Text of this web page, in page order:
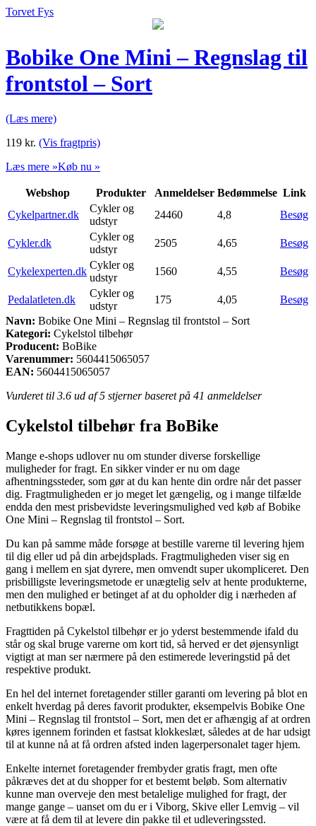
Torvet Fys
Bobike One Mini – Regnslag til
frontstol – Sort
(Læs mere)
119 kr. (Vis fragtpris)
Læs mere »Køb nu »
Webshop Produkter Anmeldelser Bedømmelse Link
Cykelpartner.dk
Cykler og
udstyr
24460 4,8 Besøg
Cykler.dk
Cykler og
udstyr
2505 4,65 Besøg
Cykelexperten.dk
Cykler og
udstyr
1560 4,55 Besøg
Pedalatleten.dk
Cykler og
udstyr
175 4,05
Besøg
Navn: Bobike One Mini – Regnslag til frontstol – Sort
Kategori: Cykelstol tilbehør
Producent: BoBike
Varenummer: 5604415065057
EAN: 5604415065057
Vurderet til 3.6 ud af 5 stjerner baseret på 41 anmeldelser
Cykelstol tilbehør fra BoBike
Mange e-shops udlover nu om stunder diverse forskellige
muligheder for fragt. En sikker vinder er nu om dage
afhentningssteder, som gør at du kan hente din ordre når det passer
dig. Fragtmuligheden er jo meget let gængelig, og i mange tilfælde
endda den mest prisbevidste leveringsmulighed ved køb af Bobike
One Mini – Regnslag til frontstol – Sort.
Du kan på samme måde forsøge at bestille varerne til levering hjem
til dig eller ud på din arbejdsplads. Fragtmuligheden viser sig en
gang i mellem en sjat dyrere, men omvendt super ukompliceret. Den
prisbilligste leveringsmetode er unægtelig selv at hente produkterne,
men den mulighed er betinget af at du opholder dig i nærheden af
netbutikkens bopæl.
Fragttiden på Cykelstol tilbehør er jo yderst bestemmende ifald du
står og skal bruge varerne om kort tid, så herved er det øjensynligt
vigtigt at man ser nærmere på den estimerede leveringstid på det
respektive produkt.
En hel del internet foretagender stiller garanti om levering på blot en
enkelt hverdag på deres favorit produkter, eksempelvis Bobike One
Mini – Regnslag til frontstol – Sort, men det er afhængig af at ordren
køres igennem forinden et fastsat klokkeslæt, således at de har udsigt
til at kunne nå at få ordren afsted inden lagerpersonalet tager hjem.
Enkelte internet foretagender frembyder gratis fragt, men ofte
påkræves det at du shopper for et bestemt beløb. Som alternativ
kunne man overveje den mest betalelige mulighed for fragt, der
mange gange – uanset om du er i Viborg, Skive eller Lemvig – vil
være at få dem til at levere din pakke til et udleveringssted.